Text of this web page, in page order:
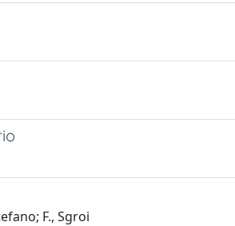
F., Sgroi